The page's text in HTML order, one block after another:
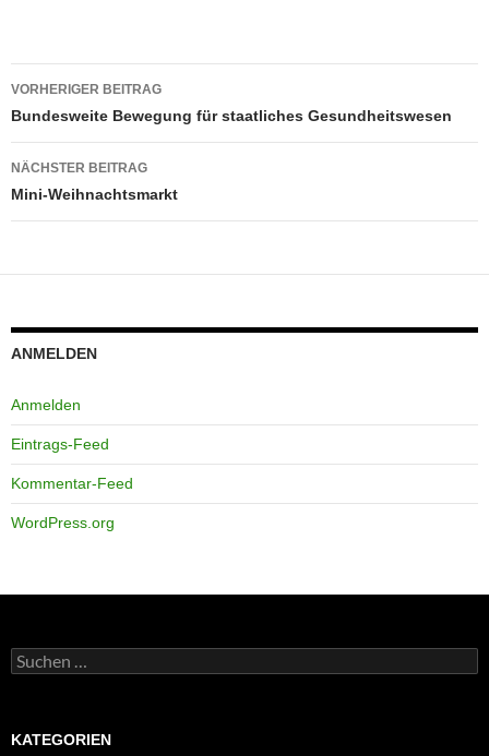
Beitragsnavigation
VORHERIGER BEITRAG
Bundesweite Bewegung für staatliches Gesundheitswesen
NÄCHSTER BEITRAG
Mini-Weihnachtsmarkt
ANMELDEN
Anmelden
Eintrags-Feed
Kommentar-Feed
WordPress.org
Suchen
nach:
KATEGORIEN